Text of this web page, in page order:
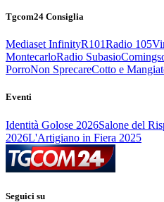
Tgcom24 Consiglia
Mediaset InfinityR101Radio 105
MontecarloRadio Subasio
PorroNon SprecareCotto e
Eventi
Identità Golose 2026Salone del
2026L'Artigiano in Fiera 2025
Seguici su